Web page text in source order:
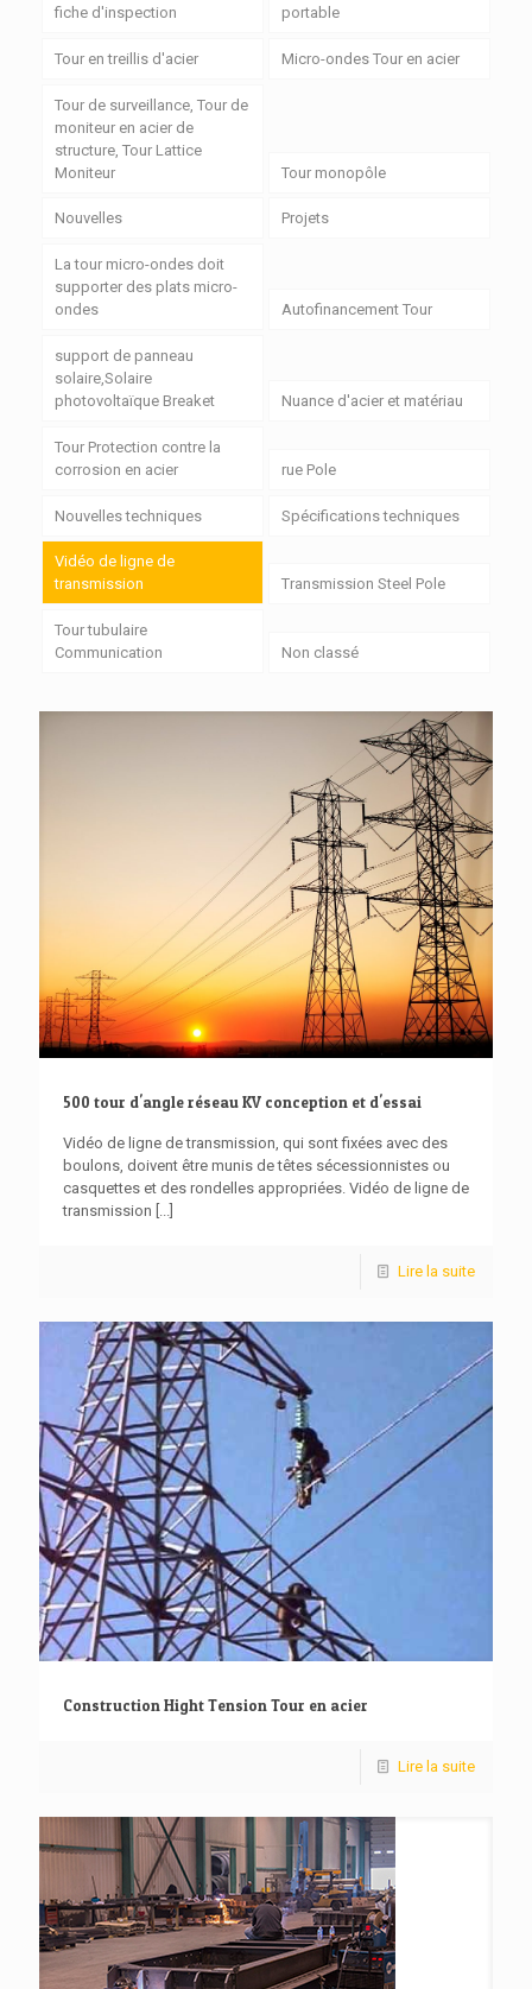
fiche d'inspection
portable
Tour en treillis d'acier Micro-ondes Tour en acier
Tour de surveillance, Tour de
moniteur en acier de
structure, Tour Lattice
Moniteur
Tour monopôle
Nouvelles Projets
La tour micro-ondes doit
supporter des plats micro-
ondes
Autofinancement Tour
support de panneau
solaire,Solaire
photovoltaïque Breaket
Nuance d'acier et matériau
Tour Protection contre la
corrosion en acier
rue Pole
Nouvelles techniques Spécifications techniques
Vidéo de ligne de
transmission
Transmission Steel Pole
Tour tubulaire
Communication
Non classé
500 tour d'angle réseau KV conception et d'essai
Vidéo de ligne de transmission, qui sont fixées avec des
boulons, doivent être munis de têtes sécessionnistes ou
casquettes et des rondelles appropriées. Vidéo de ligne de
transmission
Lire la suite
Construction Hight Tension Tour en acier
Lire la suite